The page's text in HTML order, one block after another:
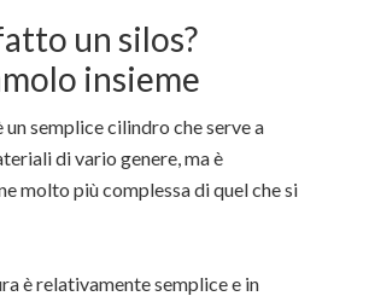
un silos?
insieme
un semplice cilindro che serve a
di vario genere, ma è
molto più complessa di quel che si
è relativamente semplice e in